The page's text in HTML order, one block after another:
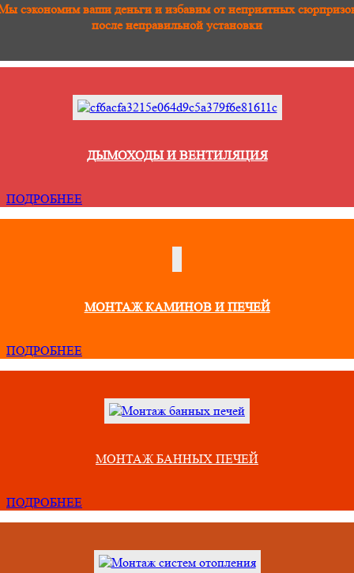
сэкономим ваши деньги и избавим от неприятных
после неправильной установки
ДЫМОХОДЫ И ВЕНТИЛЯЦИЯ
ПОДРОБНЕЕ
МОНТАЖ КАМИНОВ И ПЕЧЕЙ
ПОДРОБНЕЕ
МОНТАЖ БАННЫХ ПЕЧЕЙ
ПОДРОБНЕЕ